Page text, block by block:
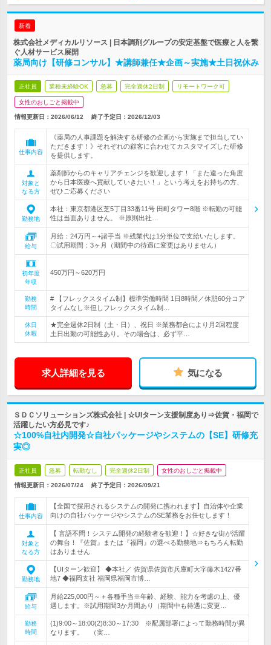
新着
株式会社メディカルリソース | 日本調剤グループの安定基盤で医療と人を繋
ぐ人材サービス展開
薬局向け【研修コンサル】★講師兼任★企画～実施★土日祝休み
正社員 業種未経験OK 急募 完全週休2日制 リモートワーク可
女性のおしごと掲載中
情報更新日：2026/06/12 終了予定日： 2026/12/03
仕事内容
《薬局の人事課題を解決する研修の企画から実施まで担当してい
ただきます！》それぞれの顧客に合わせてカスタマイズした研修
を提供します。
対象と
なる方
薬剤師からのキャリアチェンジを歓迎します！「また違った角度
から日本医療へ貢献していきたい！」という考えをお持ちの方、
ぜひご応募ください
勤務地
本社：東京都港区芝5丁目33番11号 田町タワー8階 ※転勤の可能
性は当面ありません。 ※原則出社…
給与
月給：24万円～+諸手当 ※残業代は1分単位で支給いたします。
〇試用期間：3ヶ月（期間中の待遇に変更はありません）
初年度
年収
450万円～620万円
勤務
時間
# 【フレックスタイム制】標準労働時間 1日8時間／休憩60分コア
タイムなし※但しフレックスタイム制…
休日
休暇
★完全週休2日制（土・日）、祝日 ※業務都合により月2回程度
土日出勤の可能性あり。その場合は、必ず平…
求人詳細を見る 気になる
ＳＤＣソリューションズ株式会社 | ☆UIターン支援制度あり⇒佐賀・福岡で
活躍したい方必見です♪
☆100%自社内開発☆自社パッケージやシステムの【SE】研修充
実◎
正社員 急募 転勤なし 完全週休2日制 女性のおしごと掲載中
情報更新日：2026/07/24 終了予定日： 2026/09/21
仕事内容
【全国で採用されるシステムの開発に携われます】自治体や企業
向けの自社パッケージやシステムのSE業務をお任せします！
対象と
なる方
【 言語不問！システム開発の経験者を歓迎！】☆好きな街が活躍
の舞台！『佐賀』または『福岡』の選べる勤務地⇒もちろん転勤
はありません
勤務地
【UIターン歓迎】 ◆本社／ 佐賀県佐賀市兵庫町大字藤木1427番
地7 ◆福岡支社 福岡県福岡市博…
給与
月給225,000円～＋各種手当※年齢、経験、能力を考慮の上、優
遇します。※試用期間3か月間あり（期間中も待遇に変更…
勤務
時間
(1)9:00～18:00(2)8:30～17:30 ※配属部署によって勤務時間が異
なります。 （実…